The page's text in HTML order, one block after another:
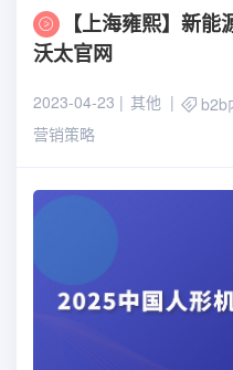
【上海雍熙】新能
沃太官网
2023-04-23 其他 b2b
营销策略